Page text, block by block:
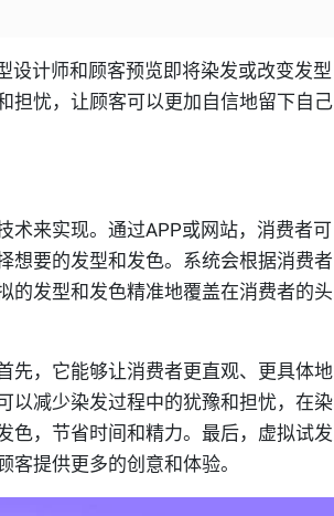
设计师和顾客预览即将染发或改变发型
担忧，让顾客可以更加自信地留下自己
术来实现。通过APP或网站，消费者可
想要的发型和发色。系统会根据消费者
的发型和发色精准地覆盖在消费者的头
先，它能够让消费者更直观、更具体地
以减少染发过程中的犹豫和担忧，在染
色，节省时间和精力。最后，虚拟试发
提供更多的创意和体验。